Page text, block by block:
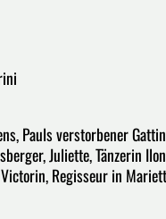
Pauls verstorbener
Juliette, Tänzerin
Regisseur in